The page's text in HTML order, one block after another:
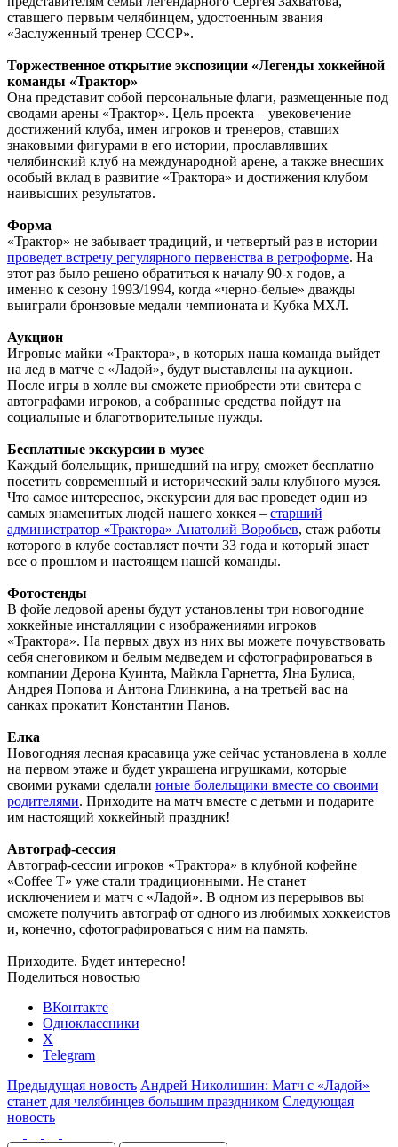
ставшего первым челябинцем, удостоенным звания
«Заслуженный тренер СССР».
Торжественное открытие экспозиции «Легенды хоккейной
команды «Трактор»
Она представит собой персональные флаги, размещенные под
сводами арены «Трактор». Цель проекта – увековечение
достижений клуба, имен игроков и тренеров, ставших
знаковыми фигурами в его истории, прославлявших
челябинский клуб на международной арене, а также внесших
особый вклад в развитие «Трактора» и достижения клубом
наивысших результатов.
Форма
«Трактор» не забывает традиций, и четвертый раз в истории
проведет встречу регулярного первенства в ретроформе. На
этот раз было решено обратиться к началу 90-х годов, а
именно к сезону 1993/1994, когда «черно-белые» дважды
выиграли бронзовые медали чемпионата и Кубка МХЛ.
Аукцион
Игровые майки «Трактора», в которых наша команда выйдет
на лед в матче с «Ладой», будут выставлены на аукцион.
После игры в холле вы сможете приобрести эти свитера с
автографами игроков, а собранные средства пойдут на
социальные и благотворительные нужды.
Бесплатные экскурсии в музее
Каждый болельщик, пришедший на игру, сможет бесплатно
посетить современный и исторический залы клубного музея.
Что самое интересное, экскурсии для вас проведет один из
самых знаменитых людей нашего хоккея – старший
администратор «Трактора» Анатолий Воробьев, стаж работы
которого в клубе составляет почти 33 года и который знает
все о прошлом и настоящем нашей команды.
Фотостенды
В фойе ледовой арены будут установлены три новогодние
хоккейные инсталляции с изображениями игроков
«Трактора». На первых двух из них вы можете почувствовать
себя снеговиком и белым медведем и сфотографироваться в
компании Дерона Куинта, Майкла Гарнетта, Яна Булиса,
Андрея Попова и Антона Глинкина, а на третьей вас на
санках прокатит Константин Панов.
Елка
Новогодняя лесная красавица уже сейчас установлена в холле
на первом этаже и будет украшена игрушками, которые
своими руками сделали юные болельщики вместе со своими
родителями. Приходите на матч вместе с детьми и подарите
им настоящий хоккейный праздник!
Автограф-сессия
Автограф-сессии игроков «Трактора» в клубной кофейне
«Coffee T» уже стали традиционными. Не станет
исключением и матч с «Ладой». В одном из перерывов вы
сможете получить автограф от одного из любимых хоккеистов
и, конечно, сфотографироваться с ним на память.
Приходите. Будет интересно!
Поделиться новостью
ВКонтакте
Одноклассники
X
Telegram
Предыдущая новость Андрей Николишин: Матч с «Ладой»
станет для челябинцев большим праздником Следующая
новость